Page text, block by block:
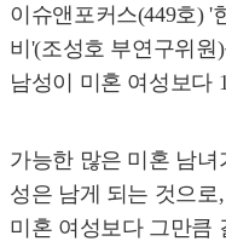
이슈앤포커스(449호) '
비'(조성호 부연구위원
남성이 미혼 여성보다
가능한 많은 미혼 남
성은 남게 되는 것으
미혼 여성보다 그만큼